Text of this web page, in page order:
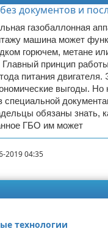
газобаллонная
машина может
горючем, метане
Главный принцип
питания
выгоды. Но
специальной
обязаны знать,
ГБО им может
2019 04:35
технологии